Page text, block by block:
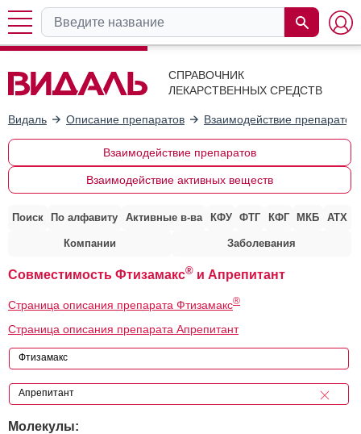
СПРАВОЧНИК
ЛЕКАРСТВЕННЫХ СРЕДСТВ
Видаль Описание препаратов Взаимодействие препаратов
Взаимодействие препаратов
Взаимодействие активных веществ
Поиск По алфавиту Активные в-ва КФУ ФТГ КФГ МКБ АТХ
Компании Заболевания
Совместимость Фтизамакс® и Апрепитант
Страница описания препарата Фтизамакс®
Страница описания препарата Апрепитант
Молекулы: